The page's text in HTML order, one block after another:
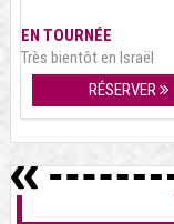
EN TOURNÉE
Très bientôt en Israël
RÉSERVER